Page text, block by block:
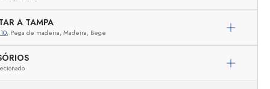
A TAMPA
, Pega de madeira, Madeira, Bege